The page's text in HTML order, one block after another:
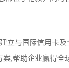
⽴与国际信⽤卡
,帮助企业赢得全